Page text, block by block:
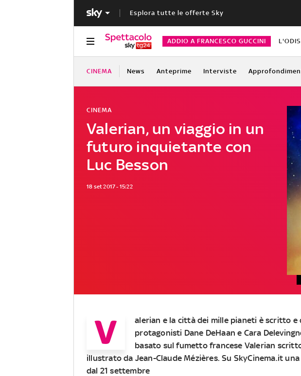
Esplora tutte le offerte Sky
ADDIO A FRANCESCO GUCCINI
CINEMA News Anteprime Interviste
Valerian, un viaggio in un
futuro inquietante con
Luc Besson
CINEMA
18 set 2017 - 15:22
V alerian e la città dei mille pianeti è scritto e
protagonisti Dane DeHaan e Cara
basato sul fumetto francese Valerian
illustrato da Jean-Claude Mézières. Su SkyCinema.ituna
dal 21 settembre